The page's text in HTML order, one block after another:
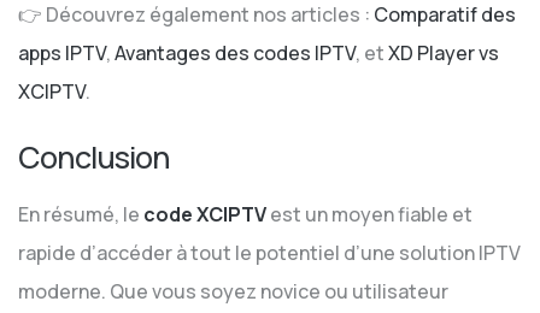
👉 Découvrez également nos articles : Comparatif des
apps IPTV,Avantages des codes IPTV, etXD Player vs
XCIPTV.
Conclusion
En résumé, le code XCIPTVest un moyen fiable et
rapide d’accéder à tout le potentiel d’une solution IPTV
moderne. Que vous soyez novice ou utilisateur